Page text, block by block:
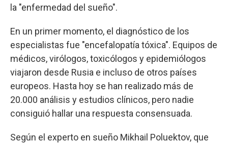
la "enfermedad del sueño".
En un primer momento, el diagnóstico de los
especialistas fue "encefalopatía tóxica". Equipos de
médicos, virólogos, toxicólogos y epidemiólogos
viajaron desde Rusia e incluso de otros países
europeos. Hasta hoy se han realizado más de
20.000 análisis y estudios clínicos, pero nadie
consiguió hallar una respuesta consensuada.
Según el experto en sueño Mikhail Poluektov, que